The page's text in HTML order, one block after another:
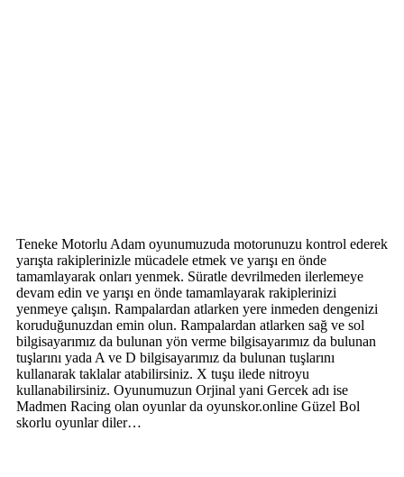
Teneke Motorlu Adam oyunumuzuda motorunuzu kontrol ederek
yarışta rakiplerinizle mücadele etmek ve yarışı en önde
tamamlayarak onları yenmek. Süratle devrilmeden ilerlemeye
devam edin ve yarışı en önde tamamlayarak rakiplerinizi
yenmeye çalışın. Rampalardan atlarken yere inmeden dengenizi
koruduğunuzdan emin olun. Rampalardan atlarken sağ ve sol
bilgisayarımız da bulunan yön verme bilgisayarımız da bulunan
tuşlarını yada A ve D bilgisayarımız da bulunan tuşlarını
kullanarak taklalar atabilirsiniz. X tuşu ilede nitroyu
kullanabilirsiniz. Oyunumuzun Orjinal yani Gercek adı ise
Madmen Racing olan oyunlar da oyunskor.online Güzel Bol
skorlu oyunlar diler…